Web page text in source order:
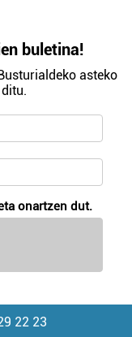
buletina!
asteko
onartzen dut.
22 23